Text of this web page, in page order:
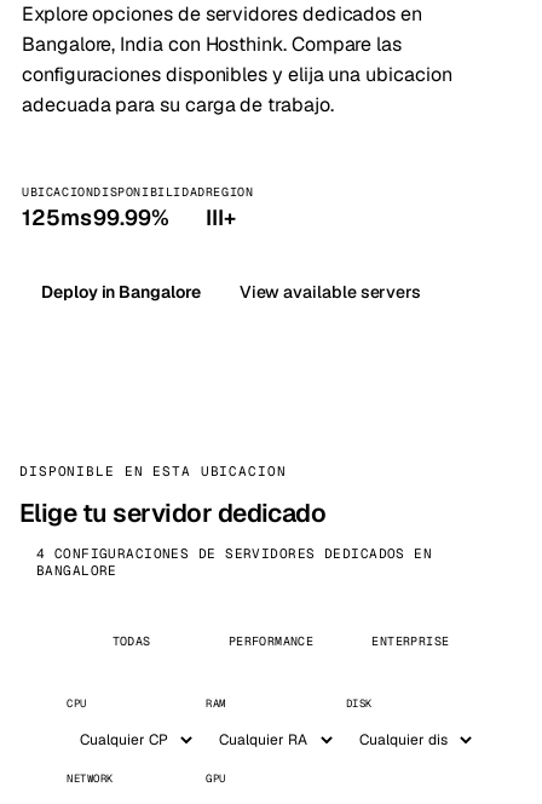
Explore opciones de servidores dedicados en
Bangalore, India con Hosthink. Compare las
configuraciones disponibles y elija una ubicacion
adecuada para su carga de trabajo.
UBICACION
125ms
DISPONIBILIDAD
99.99%
REGION
III+
Deploy in Bangalore View available servers
DISPONIBLE EN ESTA UBICACION
Elige tu servidor dedicado
4 CONFIGURACIONES DE SERVIDORES DEDICADOS EN
BANGALORE
TODAS PERFORMANCE ENTERPRISE
CPU RAM DISK
NETWORK GPU